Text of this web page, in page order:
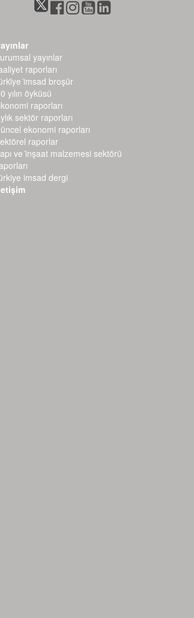
yayınlar
raporları
i̇msad broşür
yılın öyküsü
raporları
sektör raporları
ekonomi raporları
raporlar
ve i̇nşaat malzemesi sektörü r
imsad dergi